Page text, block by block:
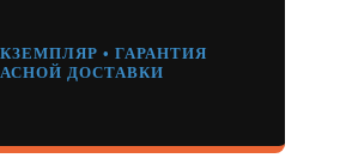
• ГАРАНТИЯ
ДОСТАВКИ